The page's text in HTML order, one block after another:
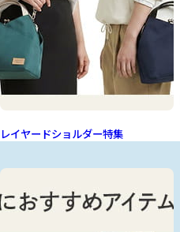
レイヤードショルダー特集